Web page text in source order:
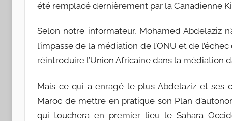
été remplacé dernièrement par la Canadienne
Selon notre informateur, Mohamed Abdelaziz
l’impasse de la médiation de l’ONU et de
réintroduire l’Union Africaine dans la médiation
Mais ce qui a enragé le plus Abdelaziz et ses
Maroc de mettre en pratique son Plan
qui touchera en premier lieu le Sahara